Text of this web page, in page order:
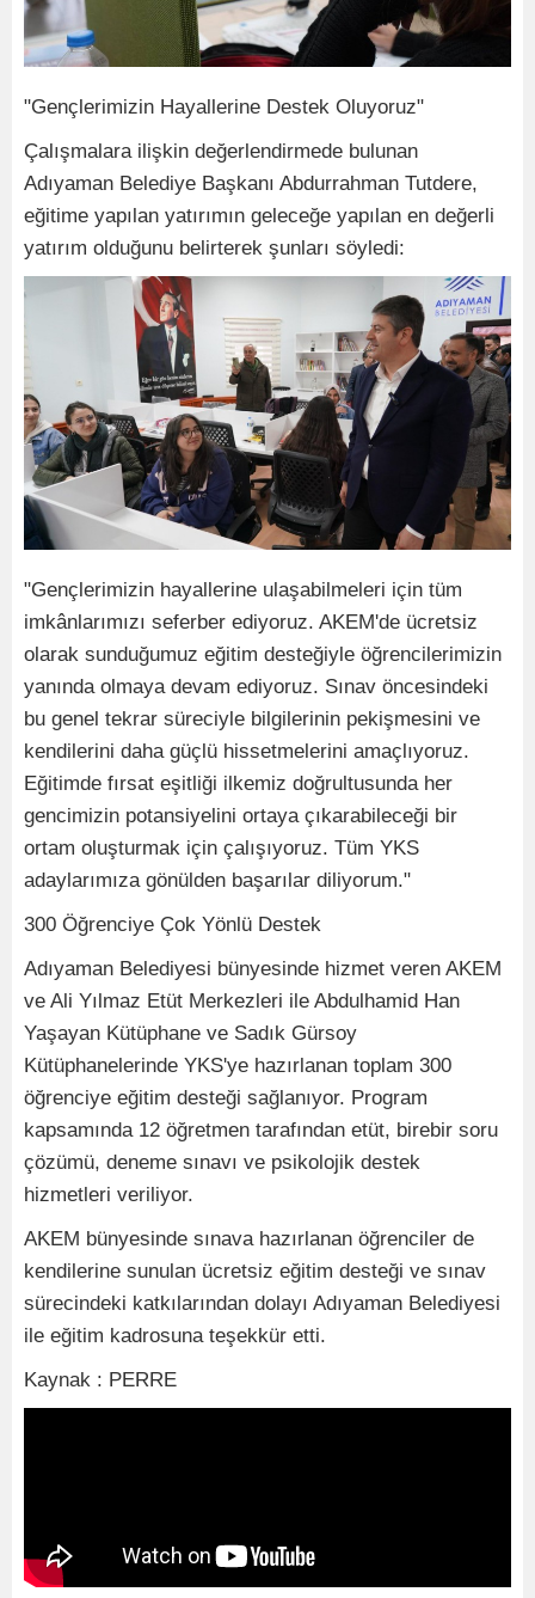
"Gençlerimizin Hayallerine Destek Oluyoruz"
Çalışmalara ilişkin değerlendirmede bulunan
Adıyaman Belediye Başkanı Abdurrahman Tutdere,
eğitime yapılan yatırımın geleceğe yapılan en değerli
yatırım olduğunu belirterek şunları söyledi:
"Gençlerimizin hayallerine ulaşabilmeleri için tüm
imkânlarımızı seferber ediyoruz. AKEM'de ücretsiz
olarak sunduğumuz eğitim desteğiyle öğrencilerimizin
yanında olmaya devam ediyoruz. Sınav öncesindeki
bu genel tekrar süreciyle bilgilerinin pekişmesini ve
kendilerini daha güçlü hissetmelerini amaçlıyoruz.
Eğitimde fırsat eşitliği ilkemiz doğrultusunda her
gencimizin potansiyelini ortaya çıkarabileceği bir
ortam oluşturmak için çalışıyoruz. Tüm YKS
adaylarımıza gönülden başarılar diliyorum."
300 Öğrenciye Çok Yönlü Destek
Adıyaman Belediyesi bünyesinde hizmet veren AKEM
ve Ali Yılmaz Etüt Merkezleri ile Abdulhamid Han
Yaşayan Kütüphane ve Sadık Gürsoy
Kütüphanelerinde YKS'ye hazırlanan toplam 300
öğrenciye eğitim desteği sağlanıyor. Program
kapsamında 12 öğretmen tarafından etüt, birebir soru
çözümü, deneme sınavı ve psikolojik destek
hizmetleri veriliyor.
AKEM bünyesinde sınava hazırlanan öğrenciler de
kendilerine sunulan ücretsiz eğitim desteği ve sınav
sürecindeki katkılarından dolayı Adıyaman Belediyesi
ile eğitim kadrosuna teşekkür etti.
Kaynak : PERRE